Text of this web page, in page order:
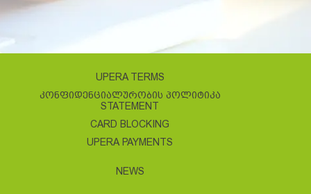
UPERA TERMS
ᲙᲝᲜᲤᲘᲓᲔᲜᲪᲘᲐᲚᲣᲠᲝᲑᲘᲡ ᲞᲝᲚᲘᲢᲘᲙᲐ
STATEMENT
CARD BLOCKING
UPERA PAYMENTS
NEWS